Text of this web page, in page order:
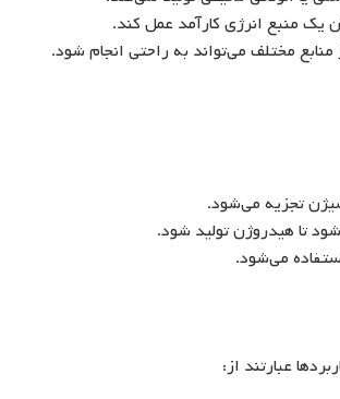
یک منبع انرژی کارآمد عمل کند.
مختلف می‌تواند به راحتی انجام شود.
تجزیه می‌شود.
تا هیدروژن تولید شود.
می‌شود.
عبارتند از: